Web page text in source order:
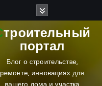
портал
Блог о строительстве,
ремонте, инновациях для